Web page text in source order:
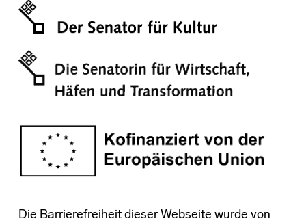
Die Barrierefreiheit dieser Webseite wurde von